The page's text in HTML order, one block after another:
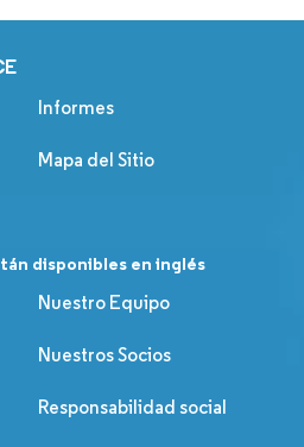
Informes
Mapa del Sitio
disponibles en inglés
Nuestro Equipo
Nuestros Socios
Responsabilidad social